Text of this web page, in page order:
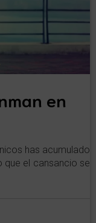
en
has acumulado
que el cansancio se